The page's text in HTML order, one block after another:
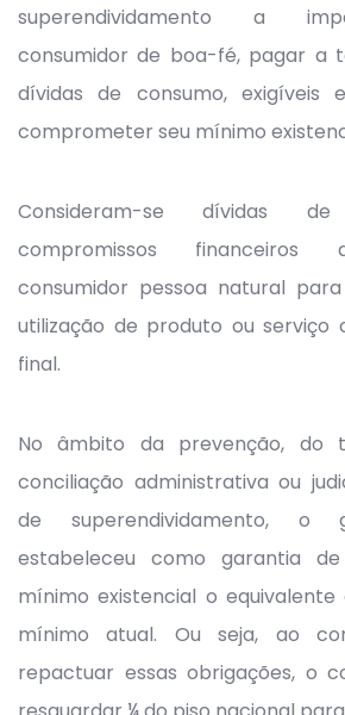
superendividamento a
consumidor de boa-fé, pagar a
dívidas de consumo, exigíveis
comprometer seu mínimo
Consideram-se dívidas
compromissos financeiros
consumidor pessoa natural
utilização de produto ou serviço
final.
No âmbito da prevenção, do
conciliação administrativa ou
de superendividamento, o
estabeleceu como garantia
mínimo existencial o equivalente
mínimo atual. Ou seja, ao
repactuar essas obrigações, o